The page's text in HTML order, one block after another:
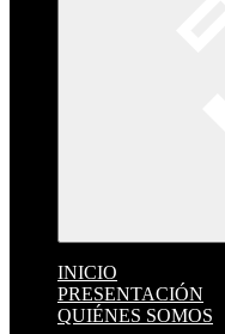
INICIO
PRESENTACIÓN
QUIÉNES SOMOS